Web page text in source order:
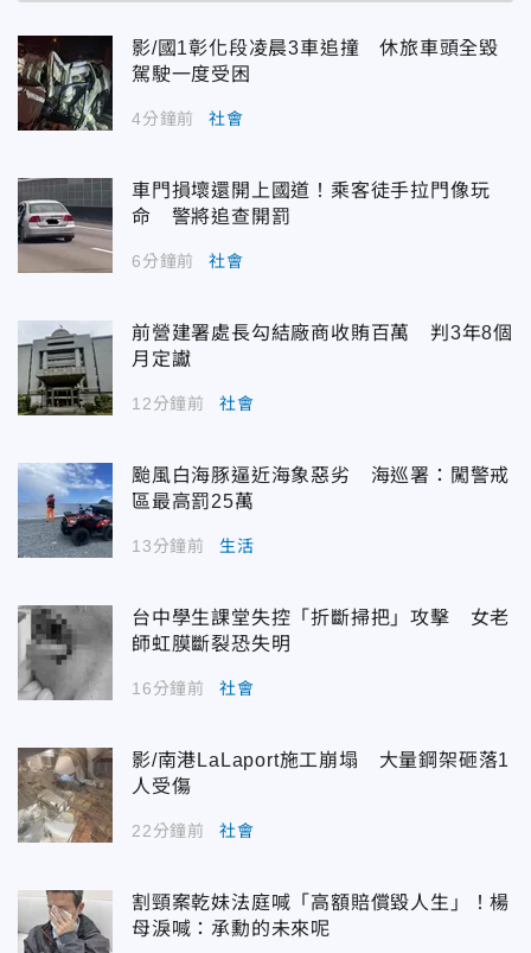
影/國1彰化段凌晨3車追撞 休旅車頭全毀
駕駛一度受困
4分鐘前 社會
車門損壞還開上國道！乘客徒手拉門像玩
命 警將追查開罰
6分鐘前 社會
前營建署處長勾結廠商收賄百萬 判3年8個
月定讞
12分鐘前 社會
颱風白海豚逼近海象惡劣 海巡署：闖警戒
區最高罰25萬
13分鐘前 生活
台中學生課堂失控「折斷掃把」攻擊 女老
師虹膜斷裂恐失明
16分鐘前 社會
影/南港LaLaport施工崩塌 大量鋼架砸落1
人受傷
22分鐘前 社會
割頸案乾妹法庭喊「高額賠償毀人生」！楊
母淚喊：承勳的未來呢